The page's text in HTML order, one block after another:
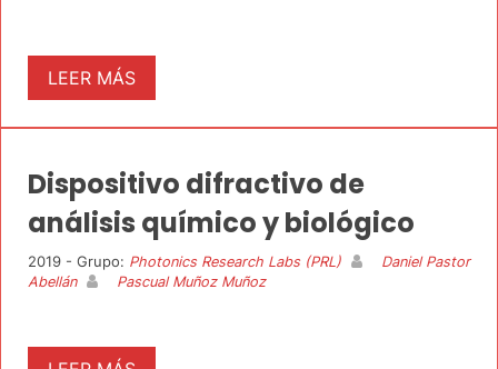
LEER MÁS
Dispositivo difractivo de
análisis químico y biológico
2019 - Grupo: Photonics Research Labs (PRL)
Daniel Pastor
Abellán
Pascual Muñoz Muñoz